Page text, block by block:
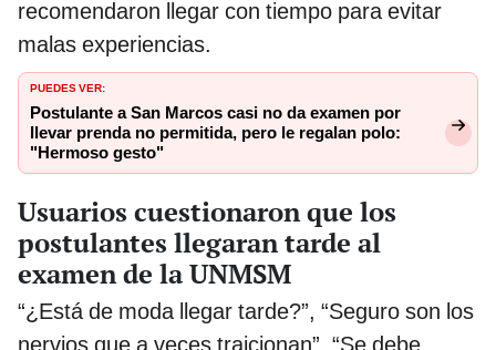
recomendaron llegar con tiempo para evitar
malas experiencias.
PUEDES VER:
Postulante a San Marcos casi no da examen por
llevar prenda no permitida, pero le regalan polo:
"Hermoso gesto"
Usuarios cuestionaron que los
postulantes llegaran tarde al
examen de la UNMSM
“¿Está de moda llegar tarde?”, “Seguro son los